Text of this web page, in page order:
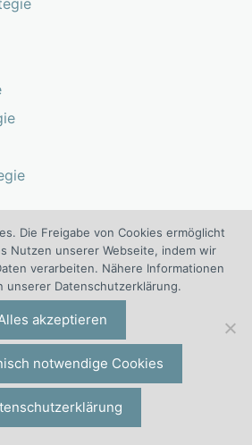
über
ist
Die Freigabe von Cookies ermöglicht
Nutzen unserer Webseite, indem wir
verarbeiten. Nähere Informationen
unserer Datenschutzerklärung.
akzeptieren
notwendige Cookies